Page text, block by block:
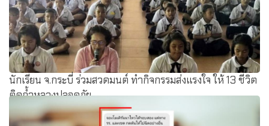
นักเรียน จ.กระบี่ ร่วมสวดมนต์ ทำกิจกรรมส่งแรงใจ ให้ 13 ชีวิต
ติดถ้ำหลวงปลอดภัย